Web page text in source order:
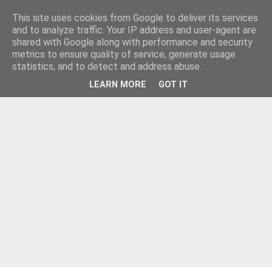
This site uses cookies from Google to deliver its services
and to analyze traffic. Your IP address and user-agent are
shared with Google along with performance and security
metrics to ensure quality of service, generate usage
statistics, and to detect and address abuse.
LEARN MORE GOT IT